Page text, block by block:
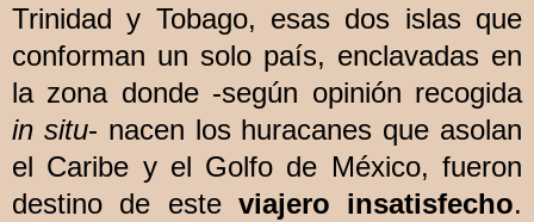
Trinidad y Tobago, esas dos islas que
conforman un solo país, enclavadas en
la zona donde -según opinión recogida
in situ- nacen los huracanes que asolan
el Caribe y el Golfo de México, fueron
destino de este viajero insatisfecho.